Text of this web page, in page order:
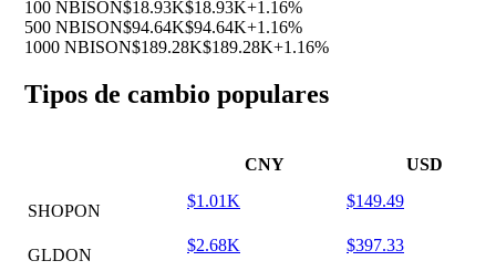
100 NBISON$18.93K$18.93K+1.16%
500 NBISON$94.64K$94.64K+1.16%
1000 NBISON$189.28K$189.28K+1.16%
Tipos de cambio populares
CNY USD
SHOPON
$1.01K $149.49
GLDON
$2.68K $397.33